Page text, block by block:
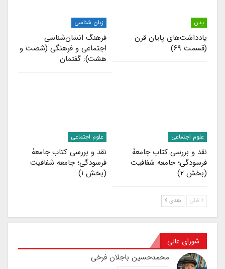
بدن
یادداشت‌های پایان قرن
(قسمت ۶۹)
زبان شناسی
فرهنگ انسان‌شناسی
اجتماعی و فرهنگی (شصت و
هشت): گفتمان
علوم اجتماعی
نقد و بررسی کتاب جامعۀ
فرسودگی؛ جامعه شفافیت
(بخش ۲)
علوم اجتماعی
نقد و بررسی کتاب جامعۀ
فرسودگی؛ جامعه شفافیت
(بخش ۱)
قبلی بعدی
شورای عالی
محمدحسین باجلان فرخی